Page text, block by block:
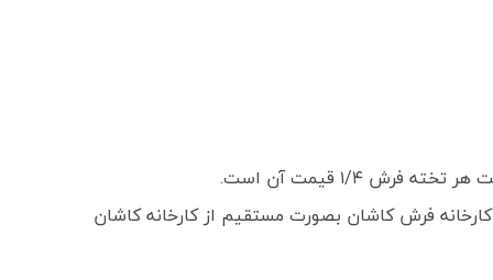
۱/۴ قیمت آن است.
فرش کاشان بصورت مستقیم از کارخانه کاشان